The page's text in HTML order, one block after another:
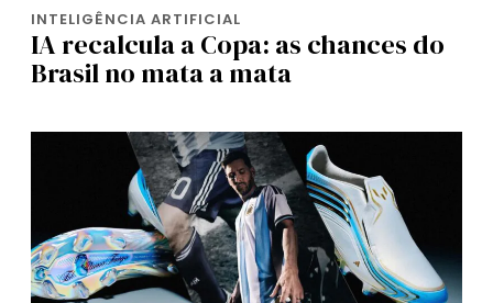
INTELIGÊNCIA ARTIFICIAL
IA recalcula a Copa: as chances do
Brasil no mata a mata